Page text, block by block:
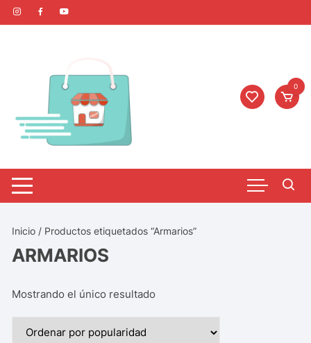
0
Inicio / Productos etiquetados “Armarios”
ARMARIOS
Mostrando el único resultado